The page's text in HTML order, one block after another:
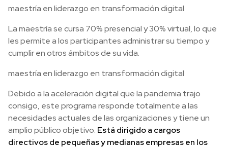
maestría en liderazgo en transformación digital
La maestría se cursa 70% presencial y 30% virtual, lo que
les permite a los participantes administrar su tiempo y
cumplir en otros ámbitos de su vida.
maestría en liderazgo en transformación digital
Debido a la aceleración digital que la pandemia trajo
consigo, este programa responde totalmente a las
necesidades actuales de las organizaciones y tiene un
amplio público objetivo. Está dirigido a cargos
directivos de pequeñas y medianas empresas en los